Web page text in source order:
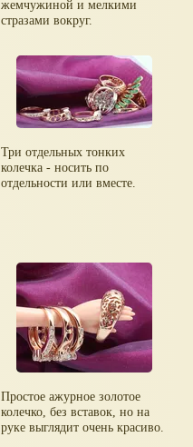
жемчужиной и мелкими
стразами вокруг.
Три отдельных тонких
колечка - носить по
отдельности или вместе.
Простое ажурное золотое
колечко, без вставок, но на
руке выглядит очень красиво.